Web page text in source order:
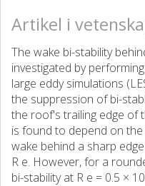
Artikel i
The wake bi-stability
investigated by
large eddy simulations
the suppression of bi-
the roof's trailing edge of
is found to depend on the
wake behind a sharp
R e. However, for a
bi-stability at R e = 0.5 ×